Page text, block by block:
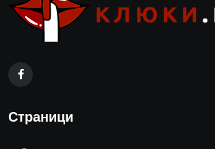
Страници